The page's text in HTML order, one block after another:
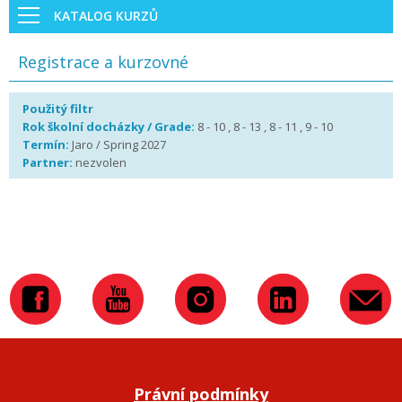
KATALOG KURZŮ
Registrace a kurzovné
Použitý filtr
Rok školní docházky / Grade: 8 - 10 , 8 - 13 , 8 - 11 , 9 - 10
Termín: Jaro / Spring 2027
Partner: nezvolen
Právní podmínky